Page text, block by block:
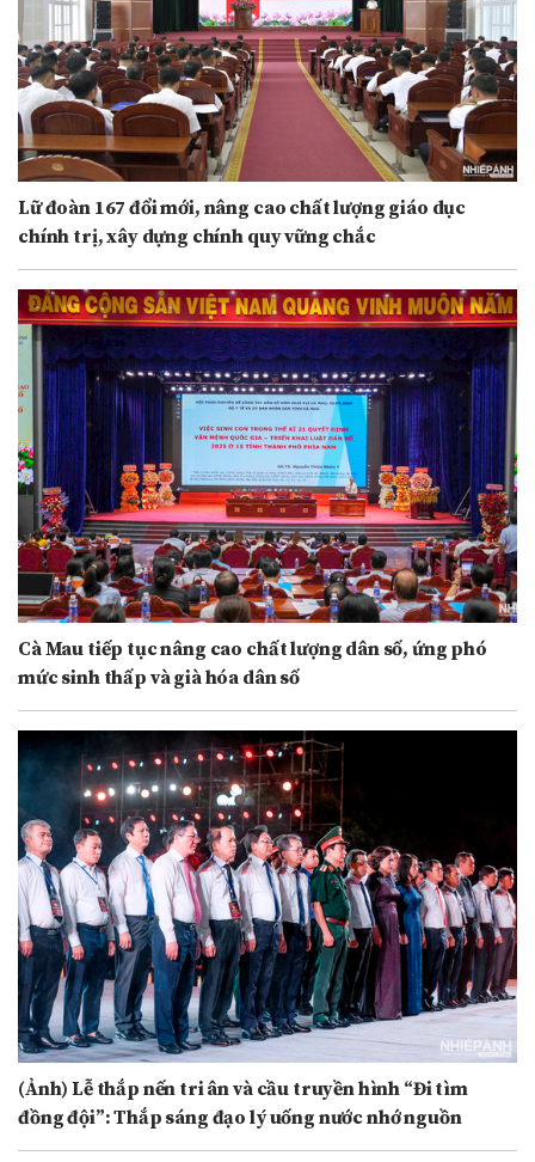
Lữ đoàn 167 đổi mới, nâng cao chất lượng giáo dục
chính trị, xây dựng chính quy vững chắc
Cà Mau tiếp tục nâng cao chất lượng dân số, ứng phó
mức sinh thấp và già hóa dân số
(Ảnh) Lễ thắp nến tri ân và cầu truyền hình “Đi tìm
đồng đội”: Thắp sáng đạo lý uống nước nhớ nguồn